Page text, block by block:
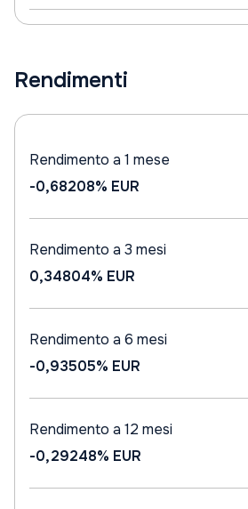
Rendimenti
Rendimento a 1 mese
-0,68208% EUR
Rendimento a 3 mesi
0,34804% EUR
Rendimento a 6 mesi
-0,93505% EUR
Rendimento a 12 mesi
-0,29248% EUR